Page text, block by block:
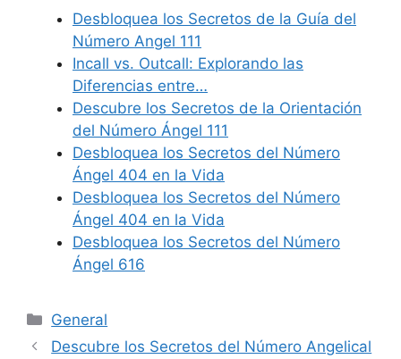
Desbloquea los Secretos de la Guía del
Número Angel 111
Incall vs. Outcall: Explorando las
Diferencias entre…
Descubre los Secretos de la Orientación
del Número Ángel 111
Desbloquea los Secretos del Número
Ángel 404 en la Vida
Desbloquea los Secretos del Número
Ángel 404 en la Vida
Desbloquea los Secretos del Número
Ángel 616
Categories
General
Descubre los Secretos del Número Angelical